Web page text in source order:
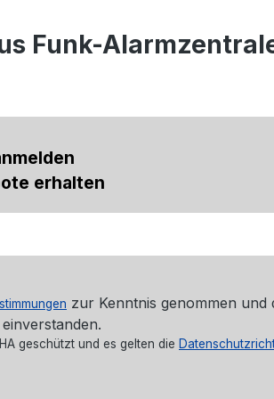
Funk-
erhalten
zur Kenntnis genommen und
geschützt und es gelten die